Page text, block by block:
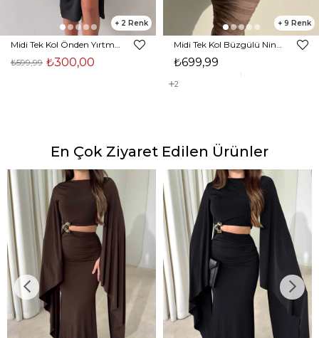
2
₺300,00
₺599,99
9
₺699,99
2
En Çok Ziyaret Edilen Ürünler